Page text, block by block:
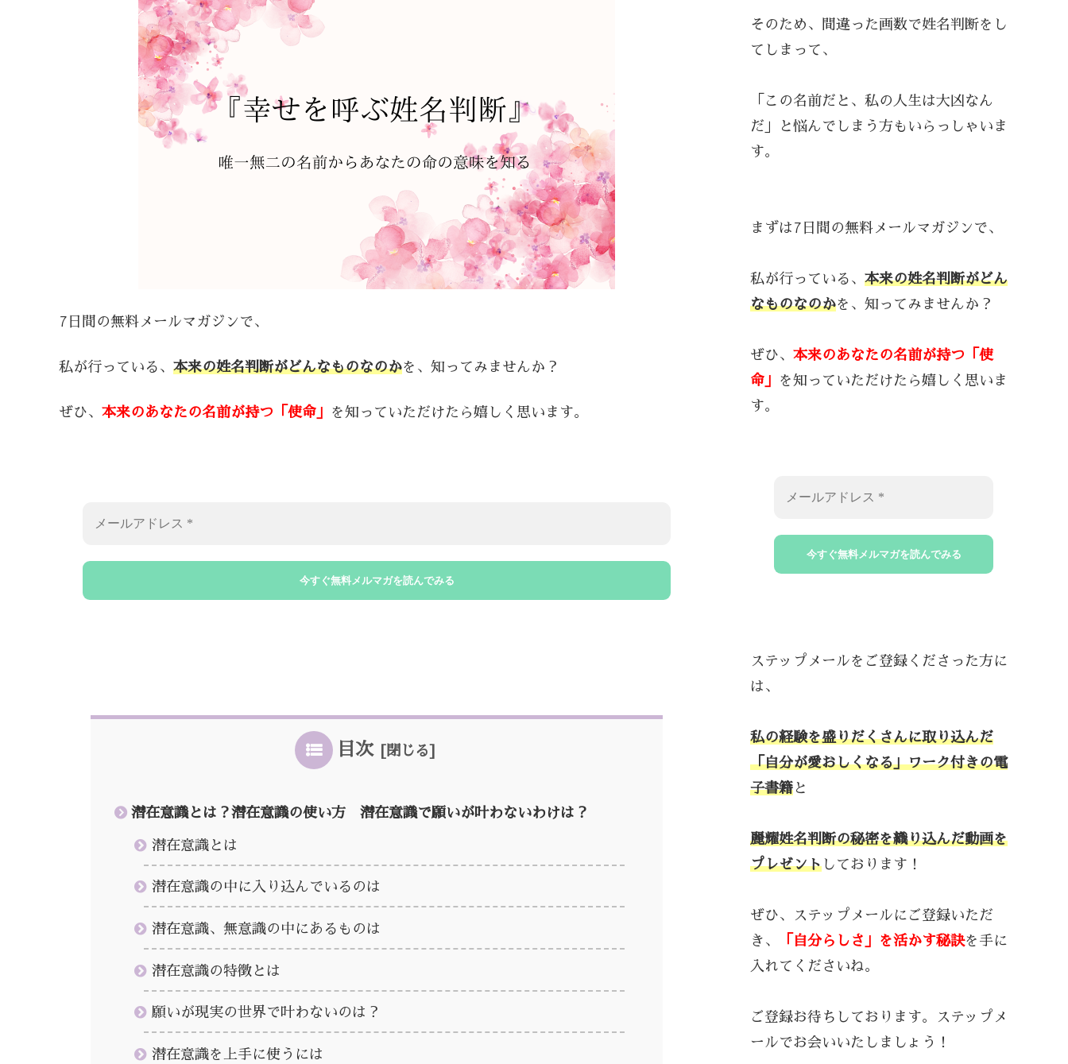
7日間の無料メールマガジンで、
私が行っている、 本来の姓名判断がどんなものなのかを、知ってみませんか？
ぜひ、 本来のあなたの名前が持つ「使命」 を知っていただけたら嬉しく思います。
目次
潜在意識とは？潜在意識の使い方 潜在意識で願いが叶わないわけは？
潜在意識とは
潜在意識の中に入り込んでいるのは
潜在意識、無意識の中にあるものは
潜在意識の特徴とは
願いが現実の世界で叶わないのは？
潜在意識を上手に使うには
そのため、間違った画数で姓名判断をし
てしまって、
「この名前だと、私の人生は大凶なん
だ」と悩んでしまう方もいらっしゃいま
す。
まずは7日間の無料メールマガジンで、
私が行っている、 本来の姓名判断がどん
なものなのかを、知ってみませんか？
ぜひ、 本来のあなたの名前が持つ「使
命」
を知っていただけたら嬉しく思いま
す。
ステップメールをご登録くださった方に
は、
私の経験を盛りだくさんに取り込んだ
「自分が愛おしくなる」ワーク付きの電
子書籍 と
麗耀姓名判断の秘密を織り込んだ動画を
プレゼント しております！
ぜひ、ステップメールにご登録いただ
き、
「自分らしさ」を活かす秘訣を手に
入れてくださいね。
ご登録お待ちしております。ステップメ
ールでお会いいたしましょう！